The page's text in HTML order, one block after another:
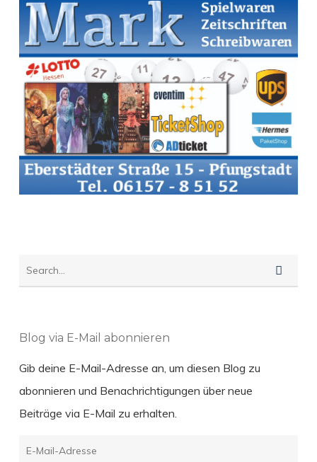
Blog via E-Mail abonnieren
Gib deine E-Mail-Adresse an, um diesen Blog zu
abonnieren und Benachrichtigungen über neue
Beiträge via E-Mail zu erhalten.
E-